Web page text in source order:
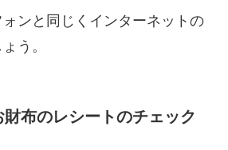
ンと同じくインターネットの
う。
布のレシートのチェック